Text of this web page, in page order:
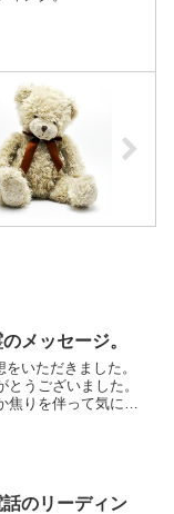
メッセージ。
いただきました。
とうございました。
焦りを伴って気にな
のリーディン